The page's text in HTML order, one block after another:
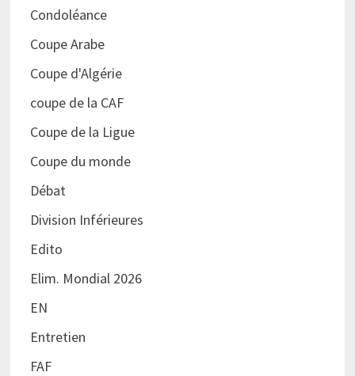
Condoléance
Coupe Arabe
Coupe d'Algérie
coupe de la CAF
Coupe de la Ligue
Coupe du monde
Débat
Division Inférieures
Edito
Elim. Mondial 2026
EN
Entretien
FAF